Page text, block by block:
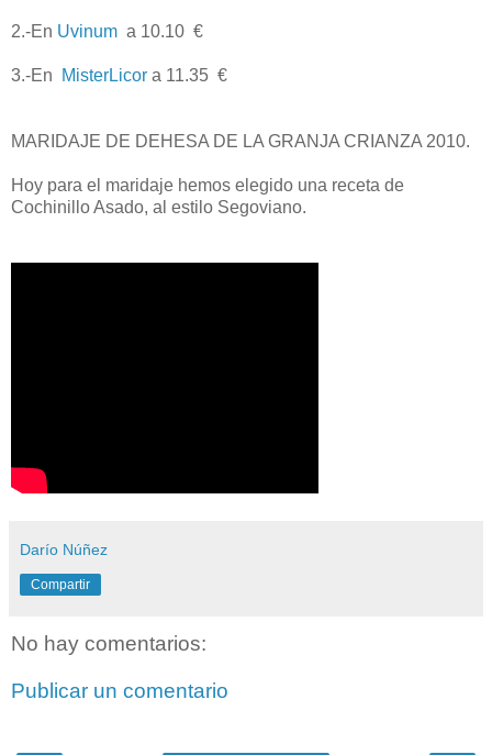
2.-En Uvinum a 10.10 €
3.-En MisterLicor a 11.35 €
MARIDAJE DE DEHESA DE LA GRANJA CRIANZA 2010.
Hoy para el maridaje hemos elegido una receta de
Cochinillo Asado, al estilo Segoviano.
Darío Núñez
Compartir
No hay comentarios:
Publicar un comentario